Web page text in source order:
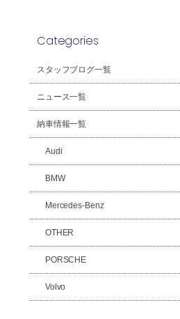
Categories
スタッフブログ一覧
ニュース一覧
納車情報一覧
Audi
BMW
Mercedes-Benz
OTHER
PORSCHE
Volvo